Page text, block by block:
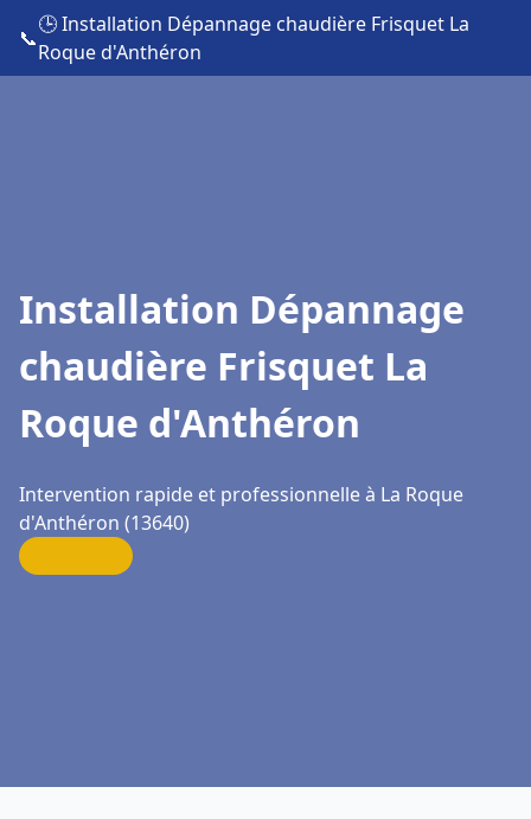
📞
🕒 Installation Dépannage chaudière Frisquet La
Roque d'Anthéron
Installation Dépannage
chaudière Frisquet La
Roque d'Anthéron
Intervention rapide et professionnelle à La Roque
d'Anthéron (13640)